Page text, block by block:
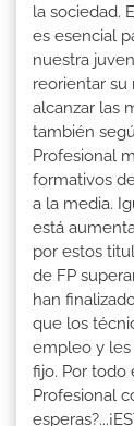
la sociedad.
es esencial
nuestra
reorientar
alcanzar las
también
Profesional
formativos
a la media.
está
por estos
de FP
han
que los
empleo y
fijo. Por todo
Profesional